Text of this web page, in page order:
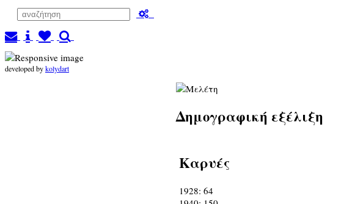
developed bykolydart
Δημογραφική εξέλιξη
Καρυές
1928: 64